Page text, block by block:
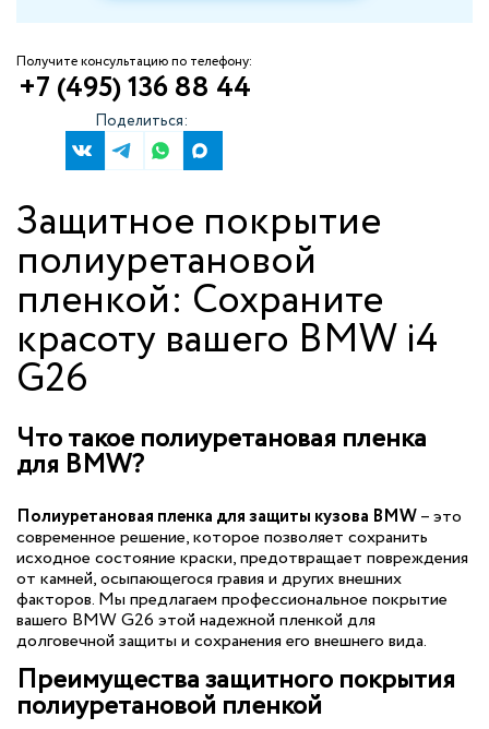
Получите консультацию по телефону:
+7 (495) 136 88 44
Поделиться:
Защитное покрытие
полиуретановой
пленкой: Сохраните
красоту вашего BMW i4
G26
Что такое полиуретановая пленка
для BMW?
Полиуретановая пленка для защиты кузова BMW– это
современное решение, которое позволяет сохранить
исходное состояние краски, предотвращает повреждения
от камней, осыпающегося гравия и других внешних
факторов. Мы предлагаем профессиональное покрытие
вашего BMW G26 этой надежной пленкой для
долговечной защиты и сохранения его внешнего вида.
Преимущества защитного покрытия
полиуретановой пленкой